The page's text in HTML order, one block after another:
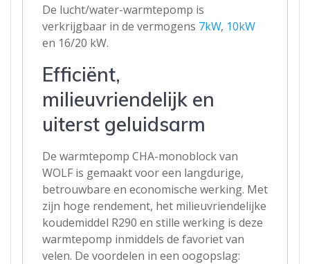
De lucht/water-warmtepomp is
verkrijgbaar in de vermogens 7kW, 10kW
en 16/20 kW.
Efficiënt,
milieuvriendelijk en
uiterst geluidsarm
De warmtepomp CHA-monoblock van
WOLF is gemaakt voor een langdurige,
betrouwbare en economische werking. Met
zijn hoge rendement, het milieuvriendelijke
koudemiddel R290 en stille werking is deze
warmtepomp inmiddels de favoriet van
velen. De voordelen in een oogopslag: